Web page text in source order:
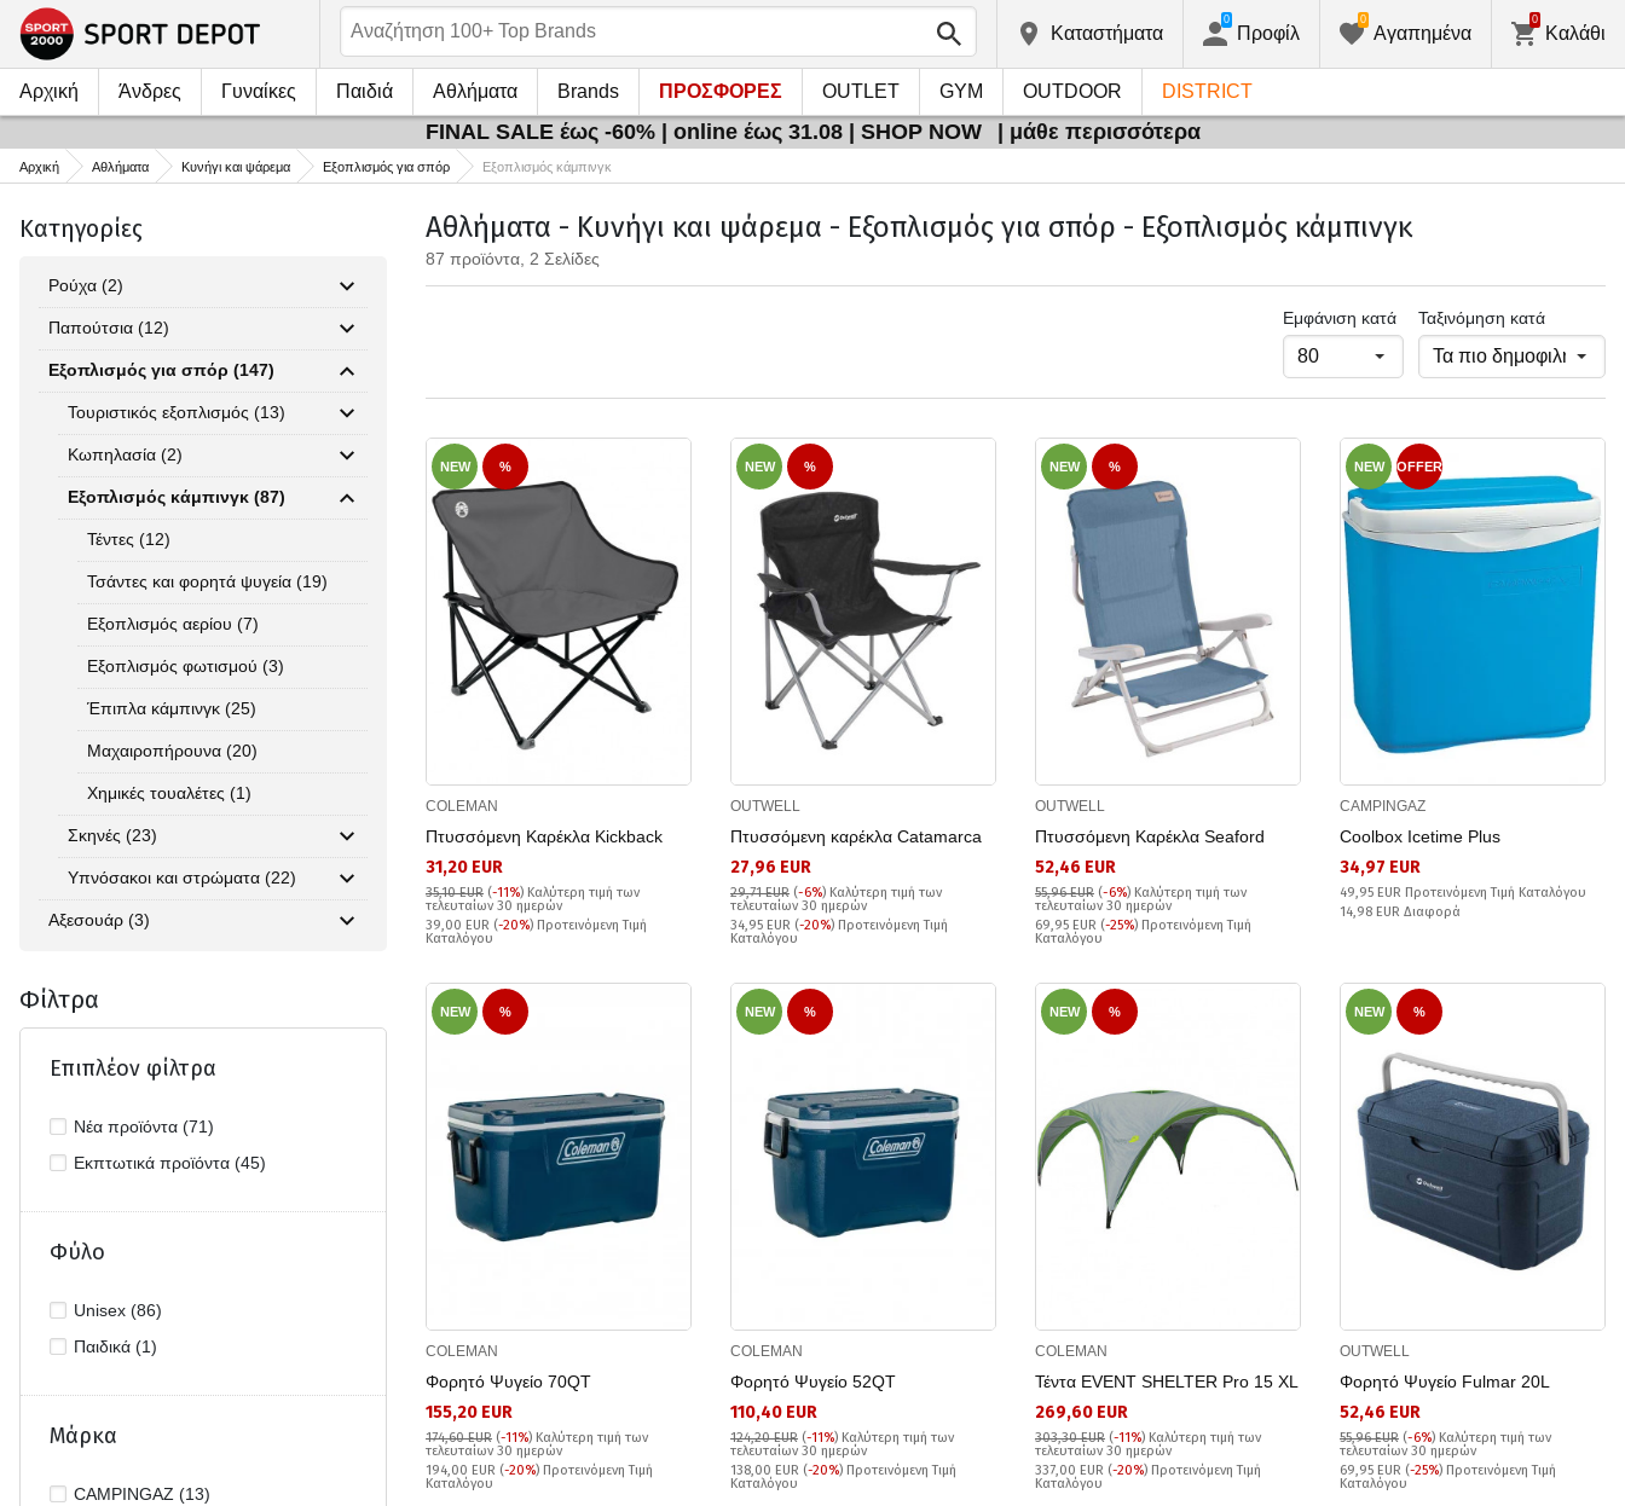
Kαταστήματα Προφίλ
0
Αγαπημένα
0
Καλάθι
0
Αρχική Άνδρες Γυναίκες Παιδιά Αθλήματα Brands ΠΡΟΣΦΟΡΕΣ OUTLET GYM OUTDOOR DISTRICT
FINAL SALE έως -60% | online έως 31.08 | SHOP NOW | μάθε περισσότερα
Αρχική Αθλήματα Κυνήγι και ψάρεμα Εξοπλισμός για σπόρ Εξοπλισμός κάμπινγκ
Κατηγορίες
Ρούχα (2)
Παπούτσια (12)
Εξοπλισμός για σπόρ (147)
Τουριστικός εξοπλισμός (13)
Κωπηλασία (2)
Εξοπλισμός κάμπινγκ (87)
Τέντες (12)
Τσάντες και φορητά ψυγεία (19)
Εξοπλισμός αερίου (7)
Εξοπλισμός φωτισμού (3)
Έπιπλα κάμπινγκ (25)
Μαχαιροπήρουνα (20)
Χημικές τουαλέτες (1)
Σκηνές (23)
Υπνόσακοι και στρώματα (22)
Αξεσουάρ (3)
Φίλτρα
Επιπλέον φίλτρα
Νέα προϊόντα (71)
Εκπτωτικά προϊόντα (45)
Φύλο
Unisex (86)
Παιδικά (1)
Μάρκα
CAMPINGAZ (13)
Αθλήματα - Κυνήγι και ψάρεμα - Εξοπλισμός για σπόρ - Εξοπλισμός κάμπινγκ
87 προϊόντα, 2 Σελίδες
Εμφάνιση κατά Ταξινόμηση κατά
NEW %
COLEMAN
Πτυσσόμενη Καρέκλα Kickback
31,20 EUR
35,10 EUR (-11%) Καλύτερη τιμή των
τελευταίων 30 ημερών
39,00 EUR (-20%) Προτεινόμενη Τιμή
Καταλόγου
NEW %
OUTWELL
Πτυσσόμενη καρέκλα Catamarca
27,96 EUR
29,71 EUR (-6%) Καλύτερη τιμή των
τελευταίων 30 ημερών
34,95 EUR (-20%) Προτεινόμενη Τιμή
Καταλόγου
NEW %
OUTWELL
Πτυσσόμενη Καρέκλα Seaford
52,46 EUR
55,96 EUR (-6%) Καλύτερη τιμή των
τελευταίων 30 ημερών
69,95 EUR (-25%) Προτεινόμενη Τιμή
Καταλόγου
NEW OFFER
CAMPINGAZ
Coolbox Icetime Plus
34,97 EUR
49,95 EUR Προτεινόμενη Τιμή Καταλόγου
14,98 EUR Διαφορά
NEW %
COLEMAN
Φορητό Ψυγείο 70QT
155,20 EUR
174,60 EUR (-11%) Καλύτερη τιμή των
τελευταίων 30 ημερών
194,00 EUR (-20%) Προτεινόμενη Τιμή
Καταλόγου
NEW %
COLEMAN
Φορητό Ψυγείο 52QT
110,40 EUR
124,20 EUR (-11%) Καλύτερη τιμή των
τελευταίων 30 ημερών
138,00 EUR (-20%) Προτεινόμενη Τιμή
Καταλόγου
NEW %
COLEMAN
Τέντα EVENT SHELTER Pro 15 XL
269,60 EUR
303,30 EUR (-11%) Καλύτερη τιμή των
τελευταίων 30 ημερών
337,00 EUR (-20%) Προτεινόμενη Τιμή
Καταλόγου
NEW %
OUTWELL
Φορητό Ψυγείο Fulmar 20L
52,46 EUR
55,96 EUR (-6%) Καλύτερη τιμή των
τελευταίων 30 ημερών
69,95 EUR (-25%) Προτεινόμενη Τιμή
Καταλόγου